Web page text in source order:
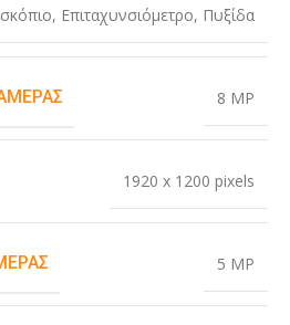
, Επιταχυνσιόμετρο, Πυξίδα
8 MP
1920 x 1200 pixels
5 MP